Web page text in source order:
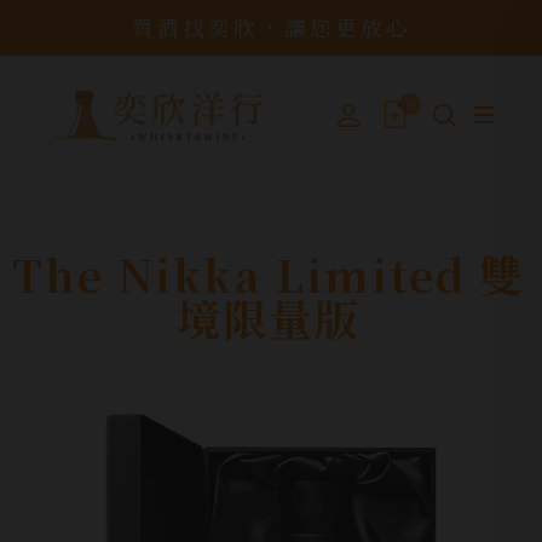
買酒找奕欣，讓您更放心
The Nikka Limited 雙
境限量版